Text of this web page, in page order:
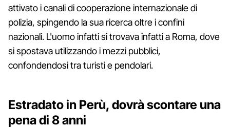
attivato i canali di cooperazione internazionale di
polizia, spingendo la sua ricerca oltre i confini
nazionali. L'uomo infatti si trovava infatti a Roma, dove
si spostava utilizzando i mezzi pubblici,
confondendosi tra turisti e pendolari.
Estradato in Perù, dovrà scontare una
pena di 8 anni